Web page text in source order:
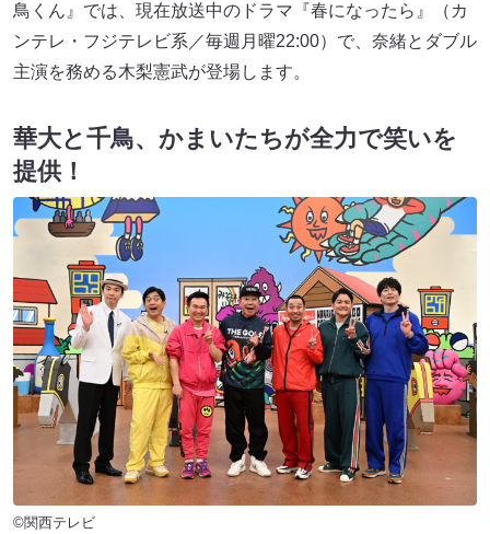
鳥くん』では、現在放送中のドラマ『春になったら』（カ
ンテレ・フジテレビ系／毎週月曜22:00）で、奈緒とダブル
主演を務める木梨憲武が登場します。
華大と千鳥、かまいたちが全力で笑いを
提供！
©関西テレビ